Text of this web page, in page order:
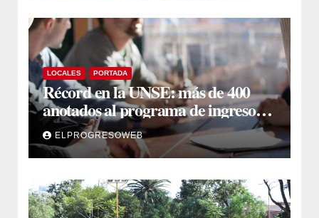
LOCALES PORTADA
Récord en la UNSE: más de 400
anotados al programa de ingreso
sin secundario
ELPROGRESOWEB